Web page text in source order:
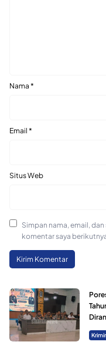
Nama *
Email *
Situs Web
Simpan nama, email,
komentar saya